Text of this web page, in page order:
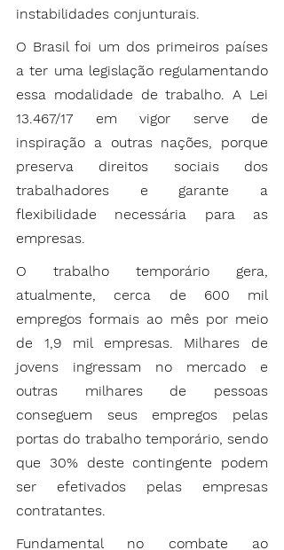
instabilidades conjunturais.
O Brasil foi um dos primeiros países
a ter uma legislação regulamentando
essa modalidade de trabalho. A Lei
13.467/17 em vigor serve de
inspiração a outras nações, porque
preserva direitos sociais dos
trabalhadores e garante a
flexibilidade necessária para as
empresas.
O trabalho temporário gera,
atualmente, cerca de 600 mil
empregos formais ao mês por meio
de 1,9 mil empresas. Milhares de
jovens ingressam no mercado e
outras milhares de pessoas
conseguem seus empregos pelas
portas do trabalho temporário, sendo
que 30% deste contingente podem
ser efetivados pelas empresas
contratantes.
Fundamental no combate ao